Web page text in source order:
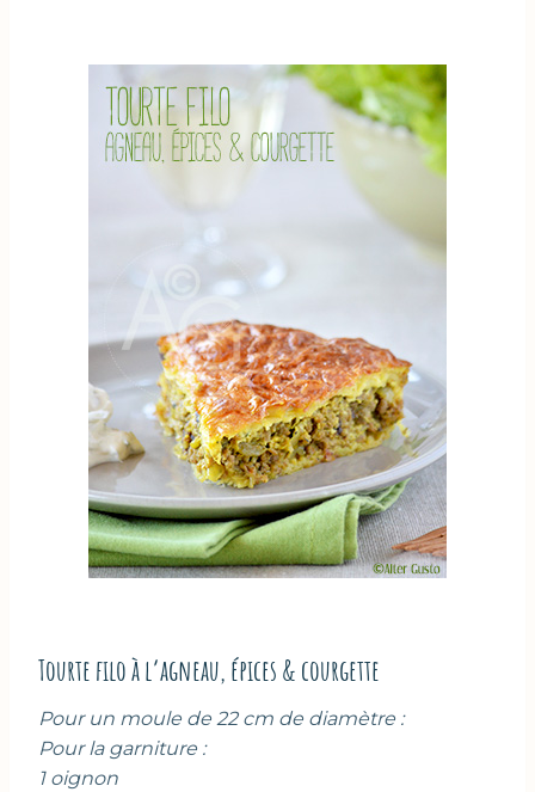
Tourte filo à l’agneau, épices & courgette
Pour un moule de 22 cm de diamètre :
Pour la garniture :
1 oignon